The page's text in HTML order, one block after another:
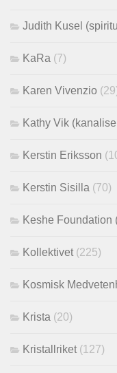
Judith Kusel
KaRa (7)
Karen Vivenzio
Kathy Vik
Kerstin Eriksson
Kerstin Sisilla (70)
Keshe Foundation
Kollektivet (225)
Kosmisk
Krista (20)
Kristallriket (127)